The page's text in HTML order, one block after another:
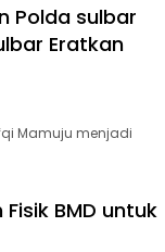
Polda sulbar
Eratkan
Mamuju menjadi
BMD untuk